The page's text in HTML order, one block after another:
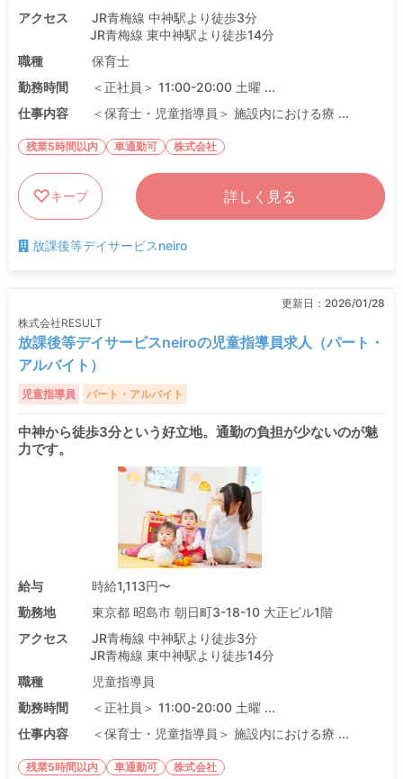
アクセス
JR青梅線 中神駅より徒歩3分
JR青梅線 東中神駅より徒歩14分
職種
保育士
勤務時間
＜正社員＞ 11:00-20:00 土曜 ...
仕事内容
＜保育士・児童指導員＞ 施設内における療 ...
残業5時間以内 車通勤可 株式会社
キープ 詳しく見る
放課後等デイサービスneiro
更新日： 2026/01/28
株式会社RESULT
放課後等デイサービスneiroの児童指導員求人（パート・
アルバイト）
児童指導員 パート・アルバイト
中神から徒歩3分という好立地。通勤の負担が少ないのが魅
力です。
給与
時給1,113円〜
勤務地
東京都 昭島市 朝日町3-18-10 大正ビル1階
アクセス
JR青梅線 中神駅より徒歩3分
JR青梅線 東中神駅より徒歩14分
職種
児童指導員
勤務時間
＜正社員＞ 11:00-20:00 土曜 ...
仕事内容
＜保育士・児童指導員＞ 施設内における療 ...
残業5時間以内 車通勤可 株式会社